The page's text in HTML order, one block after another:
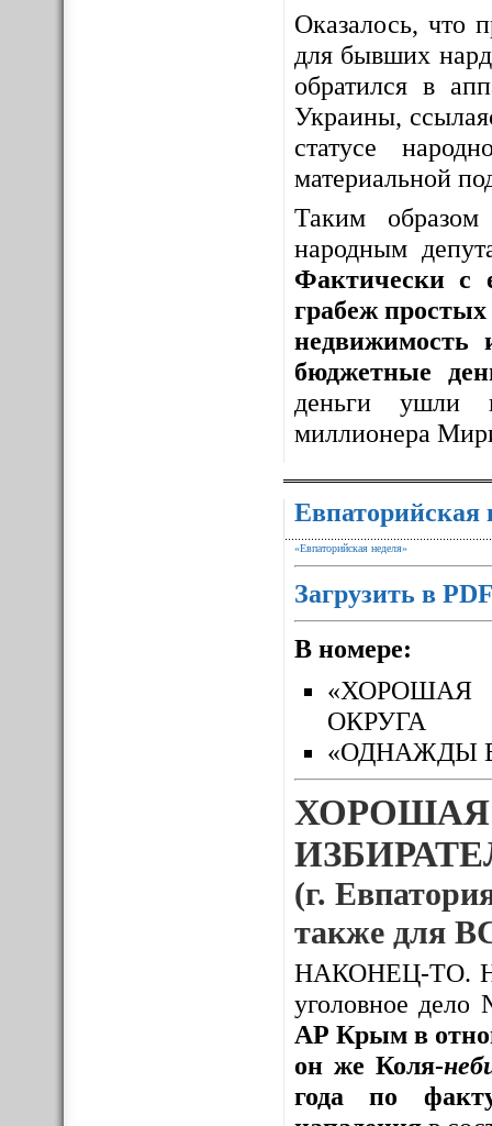
Оказалось, что
для бывших
обратился в
Украины,
статусе
материальной
Таким
народным
Фактически с
грабеж
недвижимость
бюджетные
деньги ушли
миллионера
Евпаторийская
«Евпаторийская неделя»
Загрузить в
В номере:
«ХОРОШАЯ
ОКРУГА
«ОДНАЖДЫ
ХОРОШАЯ
(г.
также для
НАКОНЕЦ-ТО.
уголовное
АР Крым в
он же Коля-
года по